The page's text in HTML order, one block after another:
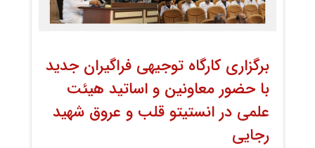
برگزاری کارگاه توجیهی فراگیران جدید
با حضور معاونین و اساتید هیئت
علمی در انستیتو قلب و عروق شهید
رجایی